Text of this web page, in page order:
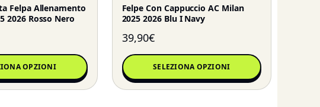
Felpa Allenamento
2026 Rosso Nero
OPZIONI
Felpe Con Cappuccio AC Milan
2025 2026 Blu I Navy
39,90€
SELEZIONA OPZIONI